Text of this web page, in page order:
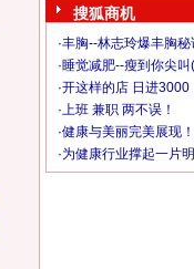
搜狐商机
·丰胸--林志玲爆丰胸秘
·睡觉减肥--瘦到你尖叫
·开这样的店 日进3000
·上班 兼职 两不误！
·健康与美丽完美展现！
·为健康行业撑起一片